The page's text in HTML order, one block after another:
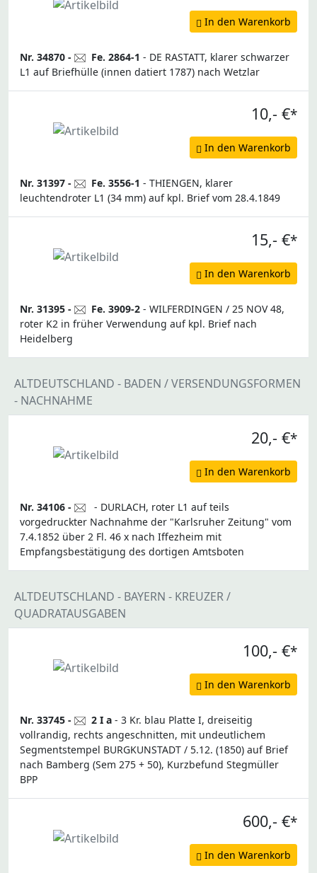
In den Warenkorb
Nr. 34870 - Fe. 2864-1 - DE RASTATT, klarer schwarzer
L1 auf Briefhülle (innen datiert 1787) nach Wetzlar
10,- €*
In den Warenkorb
Nr. 31397 - Fe. 3556-1 - THIENGEN, klarer
leuchtendroter L1 (34 mm) auf kpl. Brief vom 28.4.1849
15,- €*
In den Warenkorb
Nr. 31395 - Fe. 3909-2 - WILFERDINGEN / 25 NOV 48,
roter K2 in früher Verwendung auf kpl. Brief nach
Heidelberg
ALTDEUTSCHLAND - BADEN / VERSENDUNGSFORMEN
- NACHNAHME
20,- €*
In den Warenkorb
Nr. 34106 -
- DURLACH, roter L1 auf teils
vorgedruckter Nachnahme der "Karlsruher Zeitung" vom
7.4.1852 über 2 Fl. 46 x nach Iffezheim mit
Empfangsbestätigung des dortigen Amtsboten
ALTDEUTSCHLAND - BAYERN - KREUZER /
QUADRATAUSGABEN
100,- €*
In den Warenkorb
Nr. 33745 - 2 I a - 3 Kr. blau Platte I, dreiseitig
vollrandig, rechts angeschnitten, mit undeutlichem
Segmentstempel BURGKUNSTADT / 5.12. (1850) auf Brief
nach Bamberg (Sem 275 + 50), Kurzbefund Stegmüller
BPP
600,- €*
In den Warenkorb